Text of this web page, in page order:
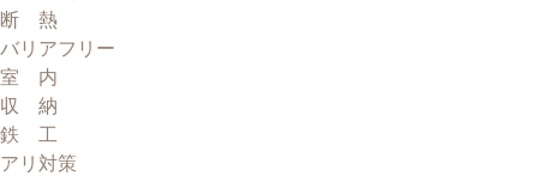
断 熱
バリアフリー
室 内
収 納
鉄 工
アリ対策